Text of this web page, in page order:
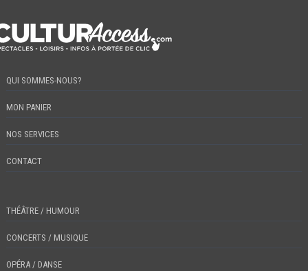
QUI SOMMES-NOUS?
MON PANIER
NOS SERVICES
CONTACT
THÉÂTRE / HUMOUR
CONCERTS / MUSIQUE
OPÉRA / DANSE